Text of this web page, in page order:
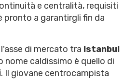
e centralità, requisiti
pronto a garantirgli fin da
di mercato tra Istanbul
nome caldissimo è quello di
. Il giovane centrocampista